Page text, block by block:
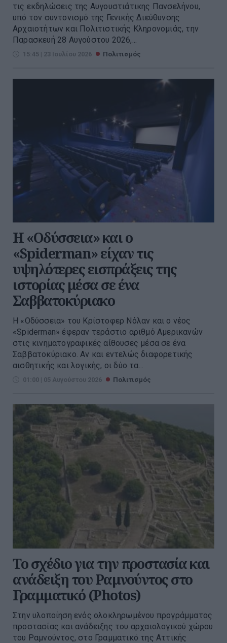
τις εκδηλώσεις της Αυγουστιάτικης Πανσελήνου,
υπό τον συντονισμό της Γενικής Διεύθυνσης
Αρχαιοτήτων και Πολιτιστικής Κληρονομιάς, την
Παρασκευή 28 Αυγούστου 2026,...
15:45 | 23 Ιουλίου 2026 Πολιτισμός
Η «Οδύσσεια» και ο
«Spiderman» είχαν τις
υψηλότερες εισπράξεις της
ιστορίας μέσα σε ένα
Σαββατοκύριακο
Η «Οδύσσεια» του Κρίστοφερ Νόλαν και ο νέος
«Spiderman» έφεραν τεράστιο αριθμό Αμερικανών
στις κινηματογραφικές αίθουσες μέσα σε ένα
Σαββατοκύριακο. Αν και εντελώς διαφορετικής
αισθητικής και λογικής, οι δύο τα...
01:00 | 05 Αυγούστου 2026 Πολιτισμός
Το σχέδιο για την προστασία και
ανάδειξη του Ραμνούντος στο
Γραμματικό (Photos)
Στην υλοποίηση ενός ολοκληρωμένου προγράμματος
προστασίας και ανάδειξης του αρχαιολογικού χώρου
του Ραμνούντος, στο Γραμματικό της Αττικής